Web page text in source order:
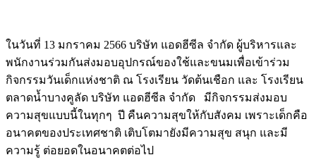
ในวันที่ 13 มกราคม 2566 บริษัท แอดฮีซีล จำกัด ผู้บริหารและ
พนักงานร่วมกันส่งมอบอุปกรณ์ของใช้และขนมเพื่อเข้าร่วม
กิจกรรมวันเด็กแห่งชาติ ณ โรงเรียน วัดต้นเชือก และ โรงเรียน
ตลาดน้ำบางคูลัด บริษัท แอดฮีซีล จำกัด มีกิจกรรมส่งมอบ
ความสุขแบบนี้ในทุกๆ ปี คืนความสุขให้กับสังคม เพราะเด็กคือ
อนาคตของประเทศชาติ เติบโตมายังมีความสุข สนุก และมี
ความรู้ ต่อยอดในอนาคตต่อไป